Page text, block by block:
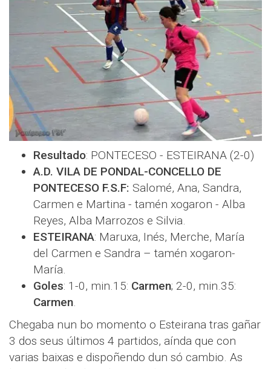
Resultado: PONTECESO - ESTEIRANA (2-0)
A.D. VILA DE PONDAL-CONCELLO DE
PONTECESO F.S.F: Salomé, Ana, Sandra,
Carmen e Martina - tamén xogaron - Alba
Reyes, Alba Marrozos e Silvia.
ESTEIRANA: Maruxa, Inés, Merche, María
del Carmen e Sandra – tamén xogaron-
María.
Goles: 1-0, min.15: Carmen; 2-0, min.35:
Carmen.
Chegaba nun bo momento o Esteirana tras gañar
3 dos seus últimos 4 partidos, aínda que con
varias baixas e dispoñendo dun só cambio. As